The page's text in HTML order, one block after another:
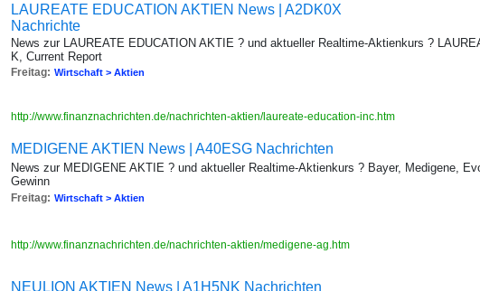
LAUREATE EDUCATION AKTIEN News | A2DK0X
Nachrichte
News zur LAUREATE EDUCATION AKTIE ? und aktueller Realtime-Aktienkurs ?
K, Current Report
Freitag: Wirtschaft > Aktien
http://www.finanznachrichten.de/nachrichten-aktien/laureate-education-inc.htm
MEDIGENE AKTIEN News | A40ESG Nachrichten
News zur MEDIGENE AKTIE ? und aktueller Realtime-Aktienkurs ? Bayer, Medigene,
Gewinn
Freitag: Wirtschaft > Aktien
http://www.finanznachrichten.de/nachrichten-aktien/medigene-ag.htm
NEULION AKTIEN News | A1H5NK Nachrichten